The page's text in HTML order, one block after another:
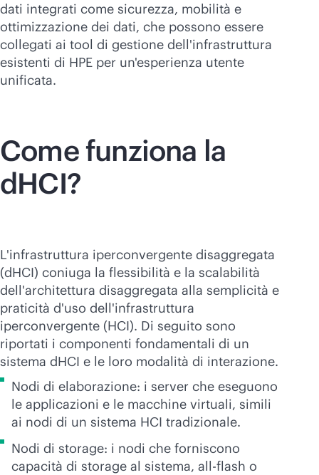
dati integrati come sicurezza, mobilità e
ottimizzazione dei dati, che possono essere
collegati ai tool di gestione dell'infrastruttura
esistenti di HPE per un'esperienza utente
unificata.
Come funziona la
dHCI?
L'infrastruttura iperconvergente disaggregata
(dHCI) coniuga la flessibilità e la scalabilità
dell'architettura disaggregata alla semplicità e
praticità d'uso dell'infrastruttura
iperconvergente (HCI). Di seguito sono
riportati i componenti fondamentali di un
sistema dHCI e le loro modalità di interazione.
Nodi di elaborazione: i server che eseguono
le applicazioni e le macchine virtuali, simili
ai nodi di un sistema HCI tradizionale.
Nodi di storage: i nodi che forniscono
capacità di storage al sistema, all-flash o